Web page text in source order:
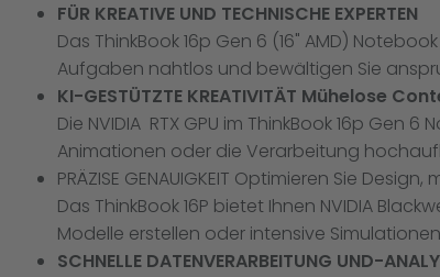
FÜR KREATIVE UND TECHNISCHE EXPERTEN
Das ThinkBook 16p Gen 6 (16" AMD)
Aufgaben nahtlos und bewältigen Sie
KI-GESTÜTZTE KREATIVITÄT Mühelose
Die NVIDIA RTX GPU im ThinkBook 16p
Animationen oder die Verarbeitung
PRÄZISE GENAUIGKEIT Optimieren Sie
Das ThinkBook 16P bietet Ihnen NVIDIA
Modelle erstellen oder intensive
SCHNELLE DATENVERARBEITUNG UND-